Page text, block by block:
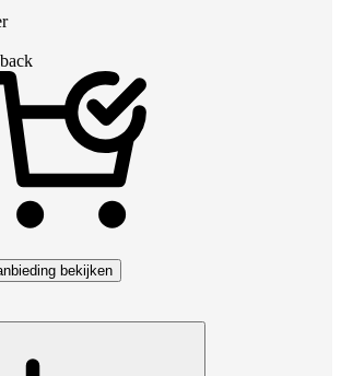
bekijken